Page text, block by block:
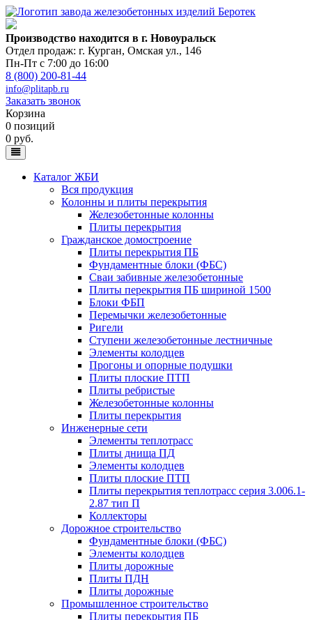
Производство находится в г. Новоуральск
Отдел продаж: г. Курган, Омская ул., 146
Пн-Пт с 7:00 до 16:00
8 (800) 200-81-44
info@plitapb.ru
Заказать звонок
Корзина
0 позиций
0 руб.
Каталог ЖБИ
Вся продукция
Колонны и плиты перекрытия
Железобетонные колонны
Плиты перекрытия
Гражданское домостроение
Плиты перекрытия ПБ
Фундаментные блоки (ФБС)
Сваи забивные железобетонные
Плиты перекрытия ПБ шириной 1500
Блоки ФБП
Перемычки железобетонные
Ригели
Ступени железобетонные лестничные
Элементы колодцев
Прогоны и опорные подушки
Плиты плоские ПТП
Плиты ребристые
Железобетонные колонны
Плиты перекрытия
Инженерные сети
Элементы теплотрасс
Плиты днища ПД
Элементы колодцев
Плиты плоские ПТП
Плиты перекрытия теплотрасс серия 3.006.1-
2.87 тип П
Коллекторы
Дорожное строительство
Фундаментные блоки (ФБС)
Элементы колодцев
Плиты дорожные
Плиты ПДН
Плиты дорожные
Промышленное строительство
Плиты перекрытия ПБ